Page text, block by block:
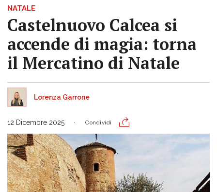
NATALE
Castelnuovo Calcea si
accende di magia: torna
il Mercatino di Natale
Lorenza Garrone
12 Dicembre 2025 Condividi